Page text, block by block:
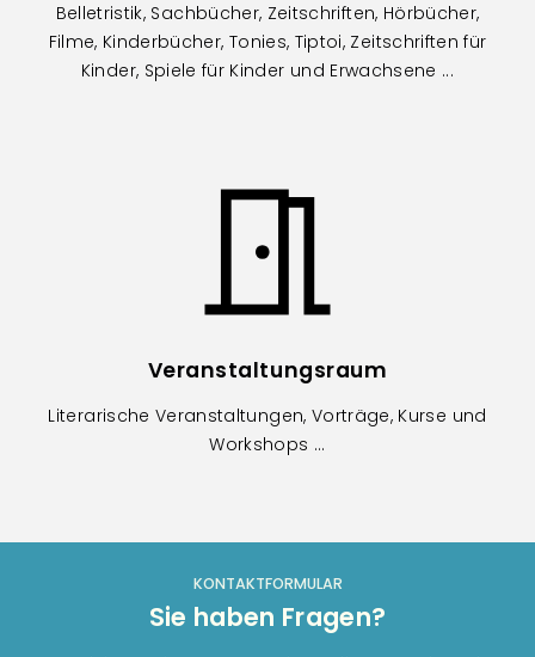
Belletristik, Sachbücher, Zeitschriften, Hörbücher,
Filme, Kinderbücher, Tonies, Tiptoi, Zeitschriften für
Kinder, Spiele für Kinder und Erwachsene ...
Veranstaltungsraum
Literarische Veranstaltungen, Vorträge, Kurse und
Workshops ...
KONTAKTFORMULAR
Sie haben Fragen?